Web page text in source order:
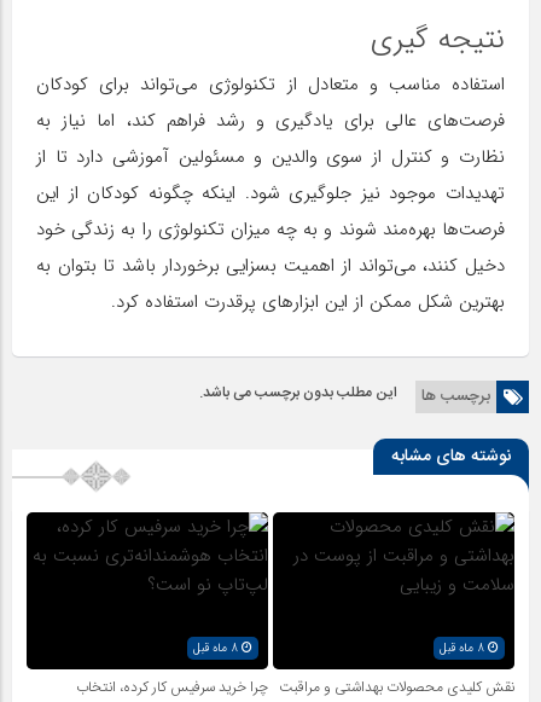
نتیجه گیری
استفاده مناسب و متعادل از تکنولوژی می‌تواند برای کودکان
فرصت‌های عالی برای یادگیری و رشد فراهم کند، اما نیاز به
نظارت و کنترل از سوی والدین و مسئولین آموزشی دارد تا از
تهدیدات موجود نیز جلوگیری شود. اینکه چگونه کودکان از این
فرصت‌ها بهره‌مند شوند و به چه میزان تکنولوژی را به زندگی خود
دخیل کنند، می‌تواند از اهمیت بسزایی برخوردار باشد تا بتوان به
بهترین شکل ممکن از این ابزارهای پرقدرت استفاده کرد.
برچسب ها این مطلب بدون برچسب می باشد.
نوشته های مشابه
8 ماه قبل
نقش کلیدی محصولات بهداشتی و مراقبت چرا خرید سرفیس کار کرده، انتخاب